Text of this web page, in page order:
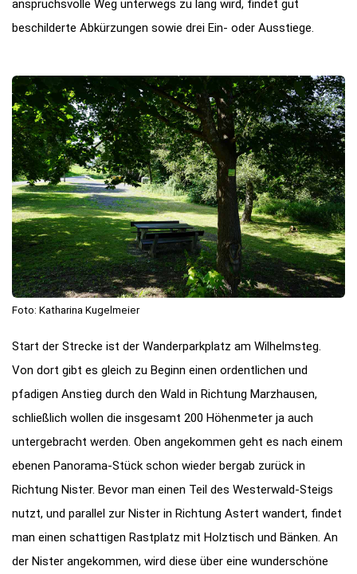
anspruchsvolle Weg unterwegs zu lang wird, findet gut
beschilderte Abkürzungen sowie drei Ein- oder Ausstiege.
Foto: Katharina Kugelmeier
Start der Strecke ist der Wanderparkplatz am Wilhelmsteg.
Von dort gibt es gleich zu Beginn einen ordentlichen und
pfadigen Anstieg durch den Wald in Richtung Marzhausen,
schließlich wollen die insgesamt 200 Höhenmeter ja auch
untergebracht werden. Oben angekommen geht es nach einem
ebenen Panorama-Stück schon wieder bergab zurück in
Richtung Nister. Bevor man einen Teil des Westerwald-Steigs
nutzt, und parallel zur Nister in Richtung Astert wandert, findet
man einen schattigen Rastplatz mit Holztisch und Bänken. An
der Nister angekommen, wird diese über eine wunderschöne